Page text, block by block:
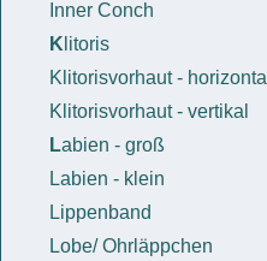
Inner Conch
K litoris
Klitorisvorhaut - horizontal
Klitorisvorhaut - vertikal
Labien - groß
Labien - klein
Lippenband
Lobe/ Ohrläppchen